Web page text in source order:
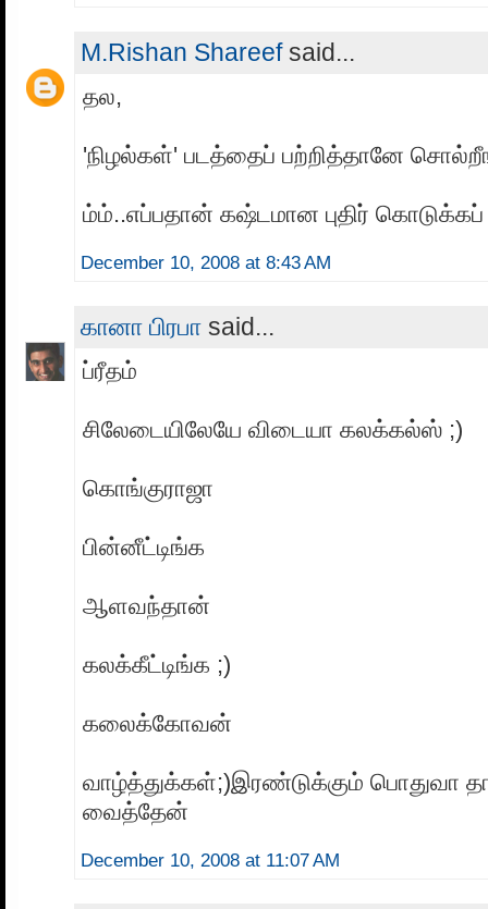
M.Rishan Shareefsaid...
தல,
'நிழல்கள்' படத்தைப் பற்றித்தானே
ம்ம்..எப்பதான் கஷ்டமான புதிர்
December 10, 2008 at 8:43 AM
கானா பிரபா said...
ப்ரீதம்
சிலேடையிலேயே விடையா கலக்கல்ஸ் ;)
கொங்குராஜா
பின்னீட்டிங்க‌
ஆளவந்தான்
கலக்கீட்டிங்க ;)
கலைக்கோவன்
வாழ்த்துக்கள்;)இரண்டுக்கும் பொதுவா
வைத்தேன்
December 10, 2008 at 11:07 AM